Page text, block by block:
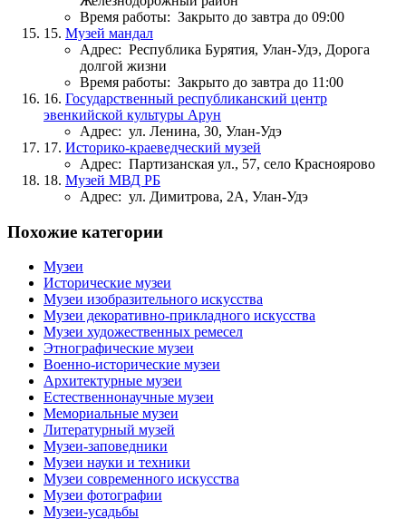
Время работы: Закрыто до завтра до 09:00
15. Музей мандал
Адрес: Республика Бурятия, Улан-Удэ, Дорога
долгой жизни
Время работы: Закрыто до завтра до 11:00
16. Государственный республиканский центр
эвенкийской культуры Арун
Адрес: ул. Ленина, 30, Улан-Удэ
17. Историко-краеведческий музей
Адрес: Партизанская ул., 57, село Красноярово
18. Музей МВД РБ
Адрес: ул. Димитрова, 2А, Улан-Удэ
Похожие категории
Музеи
Исторические музеи
Музеи изобразительного искусства
Музеи декоративно-прикладного искусства
Музеи художественных ремесел
Этнографические музеи
Военно-исторические музеи
Архитектурные музеи
Естественнонаучные музеи
Мемориальные музеи
Литературный музей
Музеи-заповедники
Музеи науки и техники
Музеи современного искусства
Музеи фотографии
Музеи-усадьбы